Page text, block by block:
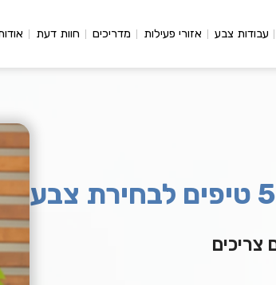
עבודות צבע אזורי פעילות מדריכים חוות דעת